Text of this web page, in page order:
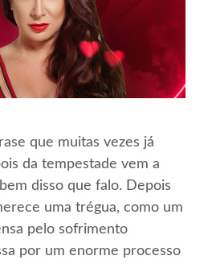
que muitas vezes já
da tempestade vem a
disso que falo. Depois
uma trégua, como um
pelo sofrimento
por um enorme processo